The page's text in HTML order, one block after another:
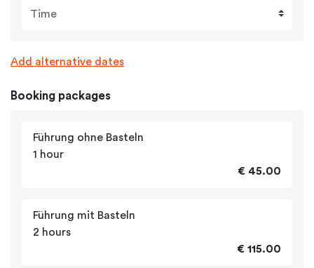
Time
Add alternative dates
Booking packages
Führung ohne Basteln
1 hour
€ 45.00
Führung mit Basteln
2 hours
€ 115.00